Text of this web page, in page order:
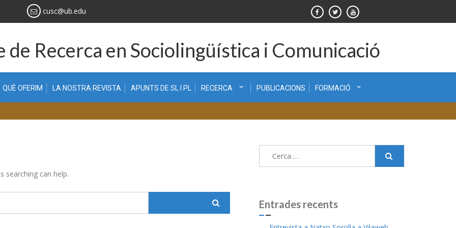
cusc@ub.edu
de Recerca en Sociolingüística i Comunicació
QUÈ OFERIM LA NOSTRA REVISTA APUNTS DE SL I PL RECERCA PUBLICACIONS FORMACIÓ
searching can help.
Entrades recents